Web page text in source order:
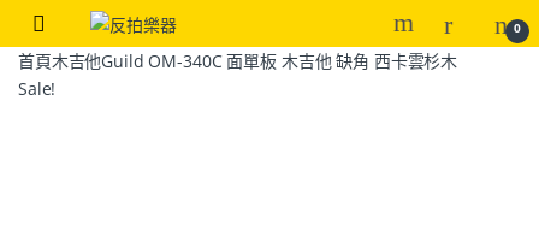
0
首頁木吉他Guild OM-340C 面單板 木吉他 缺角 西卡雲杉木
Sale!